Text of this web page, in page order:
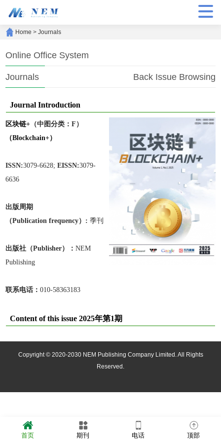
Home >Journals
Online Office System
Back Issue Browsing
Journals
Journal Introduction
区块链+ （中图分类：F）
（Blockchain+）
ISSN:3079-6628;EISSN:3079-
6636
出版周期
（Publication frequency）:季刊
出版社 （Publisher）：NEM
Publishing
联系电话：010-58363183
Content of this issue 2025年第1期
Copyright © 2020-2030 NEM Publishing Company Limited. All Rights
Reserved.
首页 期刊 电话 顶部